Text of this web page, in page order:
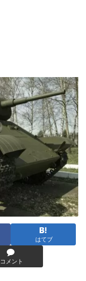
はてブ
コメント